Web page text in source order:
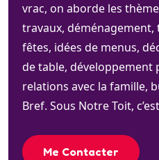
vrac, on aborde les
travaux, déménagement,
fêtes, idées de menus,
de table, développement
relations avec la famille,
Bref. Sous Notre Toit,
Me Contacter